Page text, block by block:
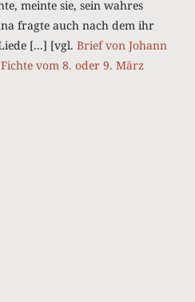
meinte sie, sein wahres
fragte auch nach dem ihr
[...] [vgl. Brief von Johann
vom 8. oder 9. März